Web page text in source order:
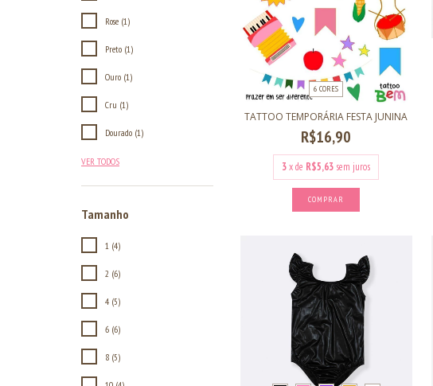
Rose (1)
Preto (1)
Ouro (1)
Cru (1)
Dourado (1)
VER TODOS
Tamanho
1 (4)
2 (6)
4 (5)
6 (6)
8 (5)
6 CORES
TATTOO TEMPORÁRIA FESTA JUNINA
R$16,90
3x de R$5,63 sem juros
COMPRAR